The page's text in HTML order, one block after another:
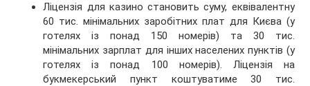
Ліцензія для казино становить суму, еквівалентну
60 тис. мінімальних заробітних плат для Києва (у
готелях із понад 150 номерів) та 30 тис.
мінімальних зарплат для інших населених пунктів (у
готелях із понад 100 номерів). Ліцензія на
букмекерський пункт коштуватиме 30 тис.